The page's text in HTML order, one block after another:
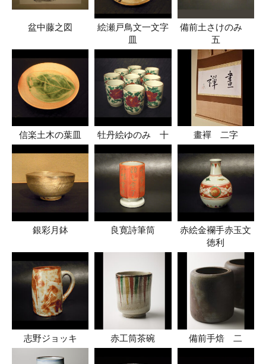
盆中藤之図
絵瀬戸鳥文一文字
皿
備前土さけのみ
五
信楽土木の葉皿 牡丹絵ゆのみ 十 畫襌 二字
銀彩月鉢 良寛詩筆筒
赤絵金襴手赤玉文
徳利
志野ジョッキ 赤工筒茶碗 備前手焙 二